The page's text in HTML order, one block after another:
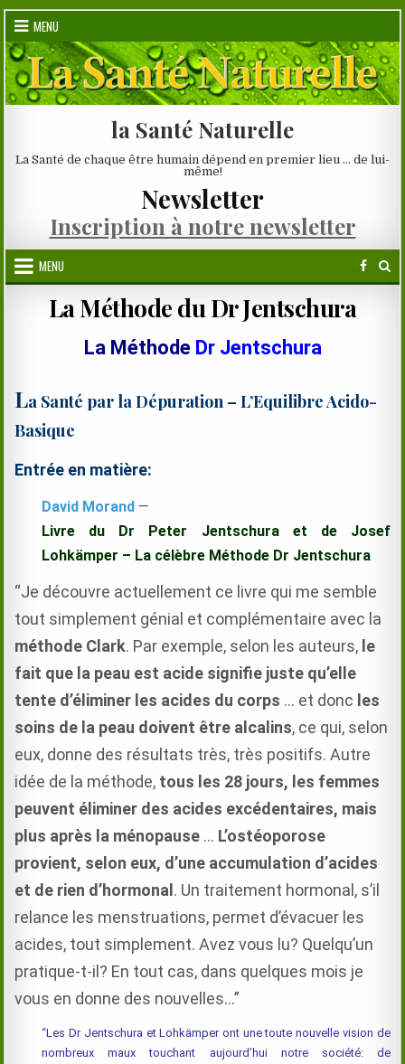
Skip
content
MENU
la Santé Naturelle
La Santé de chaque être humain dépend en premier lieu … de lui-
même!
Newsletter
Inscription à notre newsletter
MENU
La Méthode du Dr Jentschura
La Méthode Dr Jentschura
La Santé par la Dépuration – L’Equilibre Acido-
Basique
Entrée en matière:
David Morand —
Livre du Dr Peter Jentschura et de Josef
Lohkämper – La célèbre Méthode Dr Jentschura
“Je découvre actuellement ce livre qui me semble
tout simplement génial et complémentaire avec la
méthode Clark. Par exemple, selon les auteurs, le
fait que la peau est acide signifie juste qu’elle
tente d’éliminer les acides du corps … et donc les
soins de la peau doivent être alcalins, ce qui, selon
eux, donne des résultats très, très positifs. Autre
idée de la méthode, tous les 28 jours, les femmes
peuvent éliminer des acides excédentaires, mais
plus après la ménopause … L’ostéoporose
provient, selon eux, d’une accumulation d’acides
et de rien d’hormonal . Un traitement hormonal, s’il
relance les menstruations, permet d’évacuer les
acides, tout simplement. Avez vous lu? Quelqu’un
pratique-t-il? En tout cas, dans quelques mois je
vous en donne des nouvelles…”
“Les Dr Jentschura et Lohkämper ont une toute nouvelle vision de
nombreux maux touchant aujourd’hui notre société: de